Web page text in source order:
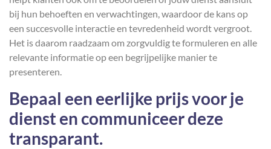
bij hun behoeften en verwachtingen, waardoor de kans op
een succesvolle interactie en tevredenheid wordt vergroot.
Het is daarom raadzaam om zorgvuldig te formuleren en alle
relevante informatie op een begrijpelijke manier te
presenteren.
Bepaal een eerlijke prijs voor je
dienst en communiceer deze
transparant.